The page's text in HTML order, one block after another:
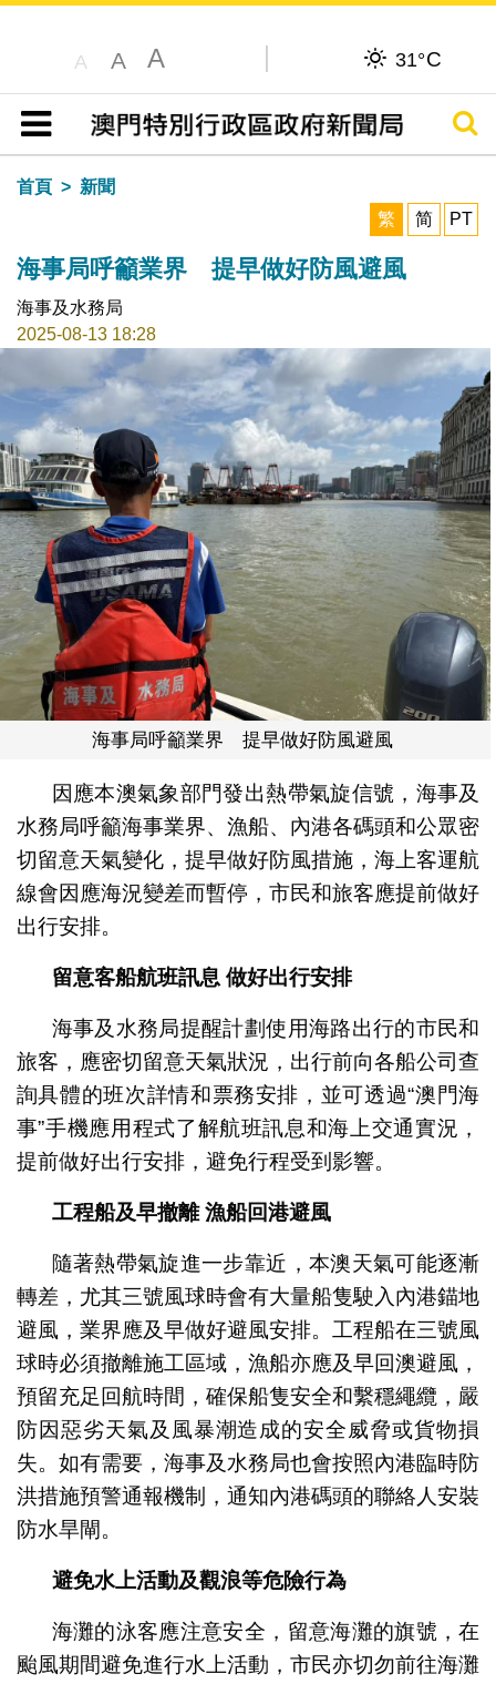
A A A 31°C
目錄
搜尋
首頁
新聞
繁
简 PT
海事局呼籲業界 提早做好防風避風
海事及水務局
2025-08-13 18:28
海事局呼籲業界 提早做好防風避風
因應本澳氣象部門發出熱帶氣旋信號，海事及
水務局呼籲海事業界、漁船、內港各碼頭和公眾密
切留意天氣變化，提早做好防風措施，海上客運航
線會因應海況變差而暫停，市民和旅客應提前做好
出行安排。
留意客船航班訊息 做好出行安排
海事及水務局提醒計劃使用海路出行的市民和
旅客，應密切留意天氣狀況，出行前向各船公司查
詢具體的班次詳情和票務安排，並可透過“澳門海
事”手機應用程式了解航班訊息和海上交通實況，
提前做好出行安排，避免行程受到影響。
工程船及早撤離 漁船回港避風
隨著熱帶氣旋進一步靠近，本澳天氣可能逐漸
轉差，尤其三號風球時會有大量船隻駛入內港錨地
避風，業界應及早做好避風安排。工程船在三號風
球時必須撤離施工區域，漁船亦應及早回澳避風，
預留充足回航時間，確保船隻安全和繫穩繩纜，嚴
防因惡劣天氣及風暴潮造成的安全威脅或貨物損
失。如有需要，海事及水務局也會按照內港臨時防
洪措施預警通報機制，通知內港碼頭的聯絡人安裝
防水旱閘。
避免水上活動及觀浪等危險行為
海灘的泳客應注意安全，留意海灘的旗號，在
颱風期間避免進行水上活動，市民亦切勿前往海灘